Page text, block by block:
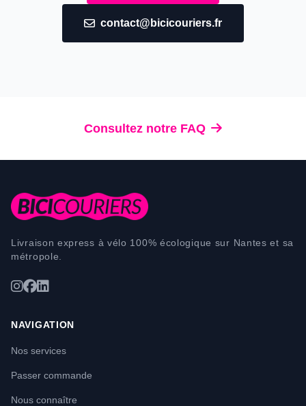
contact@bicicouriers.fr
Consultez notre FAQ
Livraison express à vélo 100% écologique sur Nantes et sa
métropole.
NAVIGATION
Nos services
Passer commande
Nous connaître